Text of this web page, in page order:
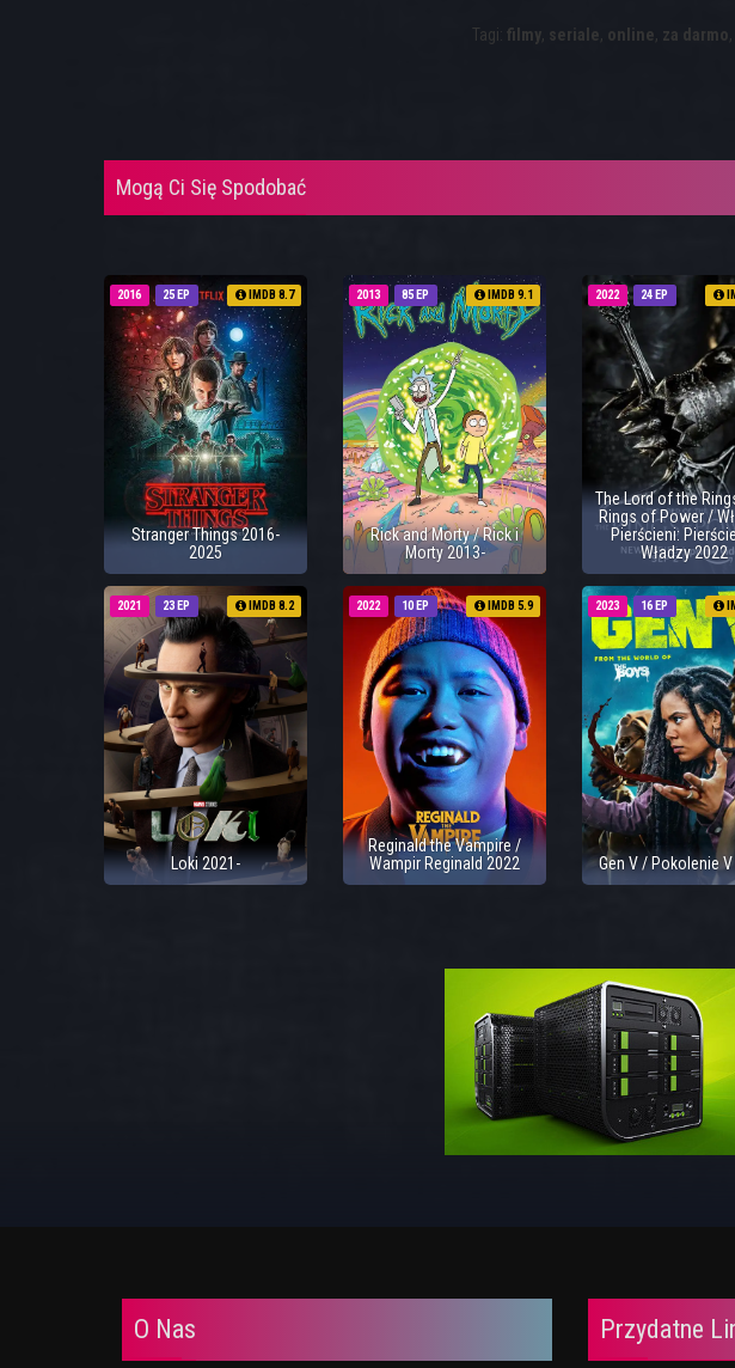
Tagi: filmy, seriale, online, za darmo,
Mogą Ci Się Spodobać
25 EP
2016 IMDB 8.7
Stranger Things 2016-
2025
85 EP
2013 IMDB 9.1
Rick and Morty / Rick i
Morty 2013-
24 EP
2022
The Lord of the
Rings of Power /
Pierścieni:
Władzy 2022
23 EP
2021 IMDB 8.2
Loki 2021-
10 EP
2022 IMDB 5.9
Reginald the Vampire /
Wampir Reginald 2022
16 EP
2023
Gen V / Pokolenie
O Nas Przydatne